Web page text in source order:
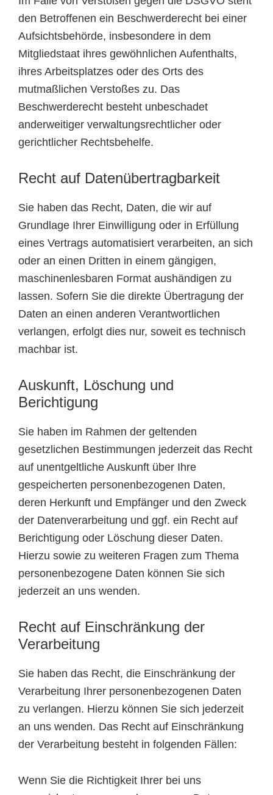
den Betroffenen ein Beschwerderecht bei einer
Aufsichtsbehörde, insbesondere in dem
Mitgliedstaat ihres gewöhnlichen Aufenthalts,
ihres Arbeitsplatzes oder des Orts des
mutmaßlichen Verstoßes zu. Das
Beschwerderecht besteht unbeschadet
anderweitiger verwaltungsrechtlicher oder
gerichtlicher Rechtsbehelfe.
Recht auf Daten­übertrag­barkeit
Sie haben das Recht, Daten, die wir auf
Grundlage Ihrer Einwilligung oder in Erfüllung
eines Vertrags automatisiert verarbeiten, an sich
oder an einen Dritten in einem gängigen,
maschinenlesbaren Format aushändigen zu
lassen. Sofern Sie die direkte Übertragung der
Daten an einen anderen Verantwortlichen
verlangen, erfolgt dies nur, soweit es technisch
machbar ist.
Auskunft, Löschung und
Berichtigung
Sie haben im Rahmen der geltenden
gesetzlichen Bestimmungen jederzeit das Recht
auf unentgeltliche Auskunft über Ihre
gespeicherten personenbezogenen Daten,
deren Herkunft und Empfänger und den Zweck
der Datenverarbeitung und ggf. ein Recht auf
Berichtigung oder Löschung dieser Daten.
Hierzu sowie zu weiteren Fragen zum Thema
personenbezogene Daten können Sie sich
jederzeit an uns wenden.
Recht auf Einschränkung der
Verarbeitung
Sie haben das Recht, die Einschränkung der
Verarbeitung Ihrer personenbezogenen Daten
zu verlangen. Hierzu können Sie sich jederzeit
an uns wenden. Das Recht auf Einschränkung
der Verarbeitung besteht in folgenden Fällen:
Wenn Sie die Richtigkeit Ihrer bei uns